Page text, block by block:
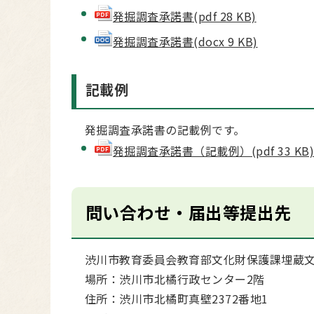
発掘調査承諾書(pdf 28 KB)
発掘調査承諾書(docx 9 KB)
記載例
発掘調査承諾書の記載例です。
発掘調査承諾書（記載例）(pdf 33 KB)
問い合わせ・届出等提出先
渋川市教育委員会教育部文化財保護課埋蔵
場所：渋川市北橘行政センター2階
住所：渋川市北橘町真壁2372番地1